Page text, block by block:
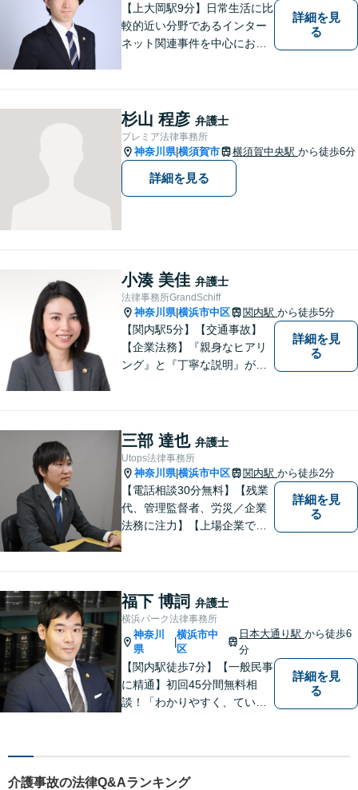
【上大岡駅9分】日常生活に比
較的近い分野であるインター
ネット関連事件を中心にお取
ルにて掲載情報のURL等をお
送りください。見込み、費用
等をご案内させていただきま
す。
詳細を見
る
杉山 程彦 弁護士
プレミア法律事務所
神奈川県|横須賀市 横須賀中央駅 から徒歩6分
詳細を見る
小湊 美佳 弁護士
法律事務所GrandSchiff
神奈川県|横浜市中区 関内駅 から徒歩5分
【関内駅5分】【交通事故】
【企業法務】『親身なヒアリ
ング』と『丁寧な説明』がモ
頼者様が安心して将来を過ご
せるようになるための支援を
いたします。
詳細を見
る
三部 達也 弁護士
Utops法律事務所
神奈川県|横浜市中区 関内駅 から徒歩2分
【電話相談30分無料】【残業
代、管理監督者、労災／企業
法務に注力】【上場企業で社
ート！メーカー・建築・教育
など幅広い業種への対応実績
あり！
詳細を見
る
福下 博詞 弁護士
横浜パーク法律事務所
神奈川
県
横浜市中
区
日本大通り駅から徒歩6
分
【関内駅徒歩7分】【一般民事
に精通】初回45分間無料相
談！「わかりやすく、ていね
いく解決まで、全てお任せく
詳細を見
る
介護事故の法律Q&Aランキング